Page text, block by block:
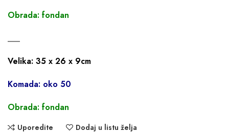
Obrada: fondan
___
Velika: 35 x 26 x 9cm
Komada: oko 50
Obrada: fondan
Uporedite Dodaj u listu želja